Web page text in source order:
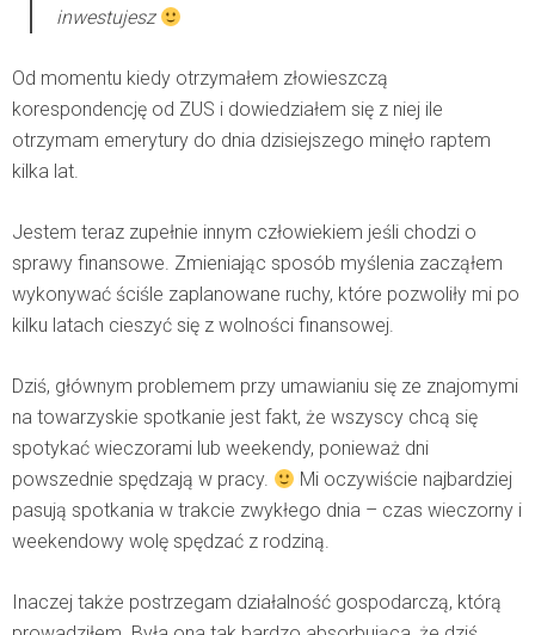
inwestujesz
Od momentu kiedy otrzymałem złowieszczą
korespondencję od ZUS i dowiedziałem się z niej ile
otrzymam emerytury do dnia dzisiejszego minęło raptem
kilka lat.
Jestem teraz zupełnie innym człowiekiem jeśli chodzi o
sprawy finansowe. Zmieniając sposób myślenia zacząłem
wykonywać ściśle zaplanowane ruchy, które pozwoliły mi po
kilku latach cieszyć się z wolności finansowej.
Dziś, głównym problemem przy umawianiu się ze znajomymi
na towarzyskie spotkanie jest fakt, że wszyscy chcą się
spotykać wieczorami lub weekendy, ponieważ dni
powszednie spędzają w pracy.
Mi oczywiście najbardziej
pasują spotkania w trakcie zwykłego dnia – czas wieczorny i
weekendowy wolę spędzać z rodziną.
Inaczej także postrzegam działalność gospodarczą, którą